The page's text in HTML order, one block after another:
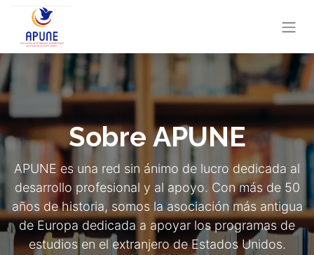
Sobre APUNE
APUNE es una red sin ánimo de lucro dedicada al
desarrollo profesional y al apoyo. Con más de 50
años de historia, somos la asociación más antigua
de Europa dedicada a apoyar los programas de
estudios en el extranjero de Estados Unidos.